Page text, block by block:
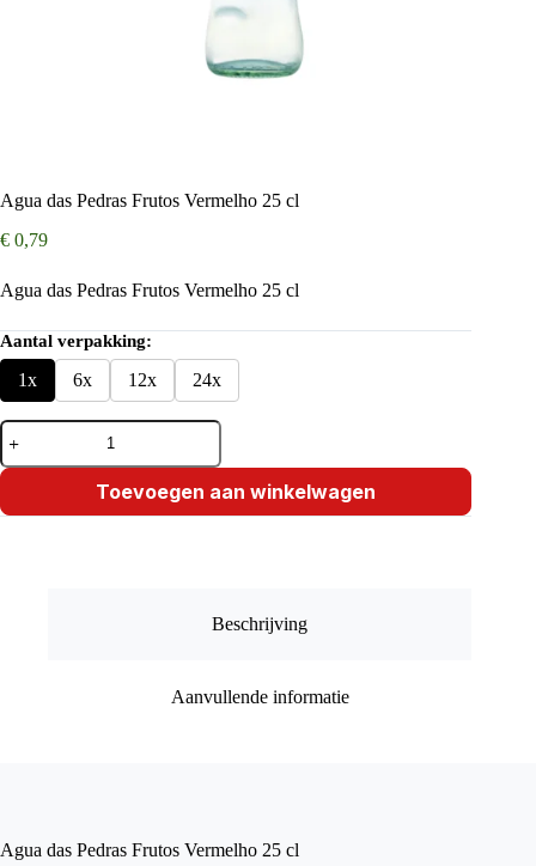
Agua das Pedras Frutos Vermelho 25 cl
€ 0,79
Agua das Pedras Frutos Vermelho 25 cl
Aantal verpakking:
1x 6x 12x 24x
Agua
das
Pedras
Vermelho
Toevoegen aan winkelwagen
Beschrijving
Aanvullende informatie
Agua das Pedras Frutos Vermelho 25 cl